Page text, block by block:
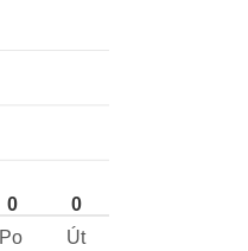
0 0
Po Út